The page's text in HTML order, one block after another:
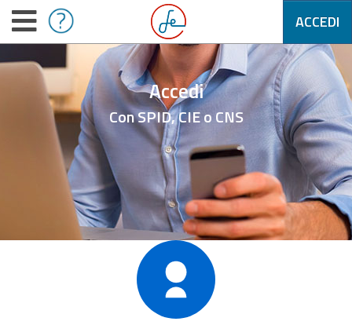
ACCEDI
Accedi
Con SPID, CIE o CNS